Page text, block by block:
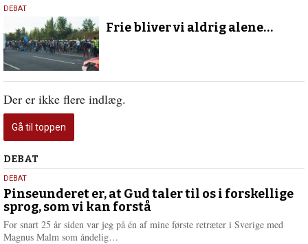
27.
november
2015
DEBAT
Frie bliver vi aldrig alene…
Der er ikke flere indlæg.
Gå til toppen
Debat
DEBAT
5.
august
2026
DEBAT
Pinseunderet er, at Gud taler til os i forskellige
sprog, som vi kan forstå
For snart 25 år siden var jeg på én af mine første retræter i Sverige med
Magnus Malm som åndelig…